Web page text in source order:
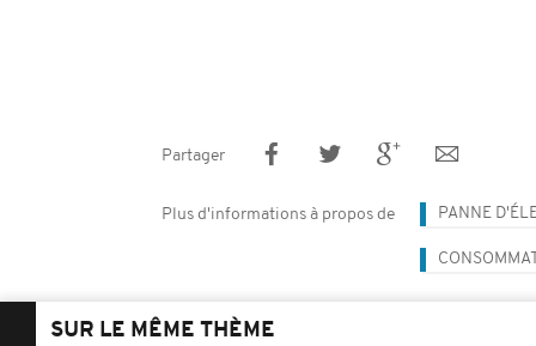
Partager
Plus d'informations à propos de PANNE
SUR LE MÊME THÈME